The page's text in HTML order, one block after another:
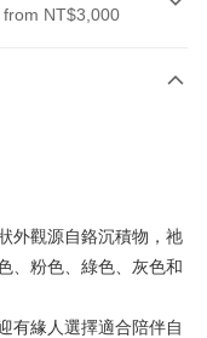
NT$3,000
外觀源自鉻沉積物，祂
、粉色、綠色、灰色和
有緣人選擇適合陪伴自